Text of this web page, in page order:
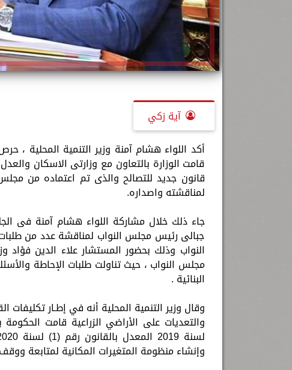
آية زكي
أكد اللواء هشام آمنة وزير التنمية المحلية
قامت الوزارة بالتعاون مع وزارتى الاسكان
لمناقشته واصداره.
جاء ذلك خلال مشاركة اللواء هشام آمنة فى
جبالى رئيس مجلس النواب لمناقشة عدد من
النواب وذلك بحضور المستشار علاء الدين فؤاد
مجلس النواب ، حيث تناولت طلبات الإحاطة
البنائية .
وقال وزير التنمية المحلية أنه في إطـار
وإنشاء منظومة المتغيرات المكانية لمتابعة ووقف